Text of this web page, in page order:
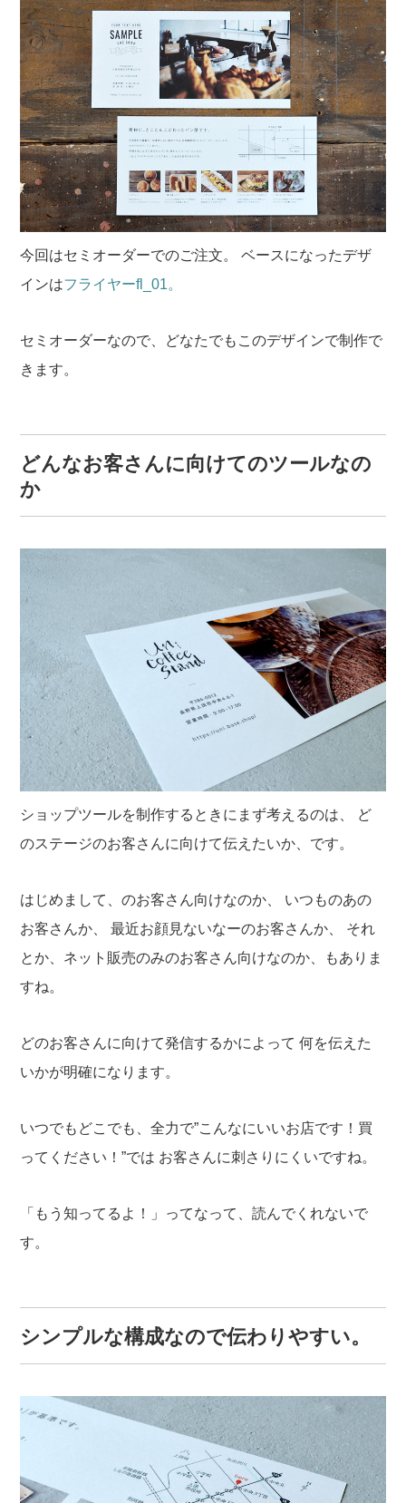
今回はセミオーダーでのご注文。
ベースになったデザ
インはフライヤーfl_01。
セミオーダーなので、どなたでもこのデザインで制作で
きます。
どんなお客さんに向けてのツールなの
か
ショップツールを制作するときにまず考えるのは、
ど
のステージのお客さんに向けて伝えたいか、です。
はじめまして、のお客さん向けなのか、
いつものあの
お客さんか、
最近お顔見ないなーのお客さんか、
それ
とか、ネット販売のみのお客さん向けなのか、もありま
すね。
どのお客さんに向けて発信するかによって 何を伝えた
いかが明確になります。
いつでもどこでも、全力で”こんなにいいお店です！買
ってください！”では お客さんに刺さりにくいですね。
「もう知ってるよ！」ってなって、読んでくれないで
す。
シンプルな構成なので伝わりやすい。